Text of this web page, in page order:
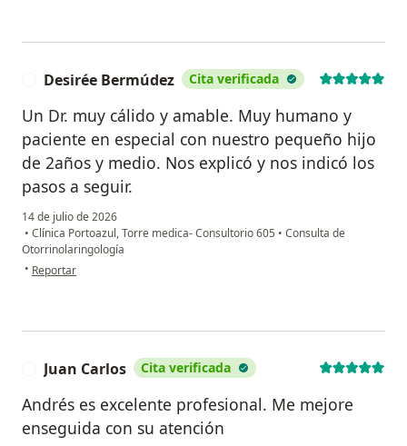
Desirée Bermúdez Cita verificada
Un Dr. muy cálido y amable. Muy humano y
paciente en especial con nuestro pequeño hijo
de 2años y medio. Nos explicó y nos indicó los
pasos a seguir.
14 de julio de 2026
• Clínica Portoazul, Torre medica- Consultorio 605 • Consulta de
Otorrinolaringología
• en opinión del usuario Desirée Bermúdez
Reportar
Juan Carlos Cita verificada
Andrés es excelente profesional. Me mejore
enseguida con su atención